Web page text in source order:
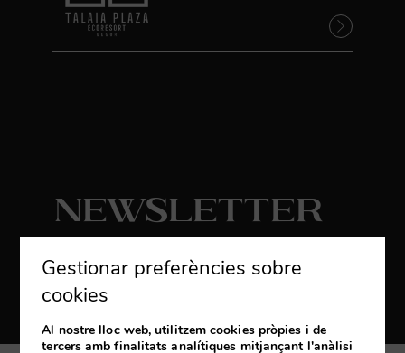
Newsletter
Rebi les últimes novetats i promocions
exclusives
Gestionar preferències sobre
cookies
Al nostre lloc web, utilitzem cookies pròpies i de
tercers amb finalitats analítiques mitjançant l'anàlisi